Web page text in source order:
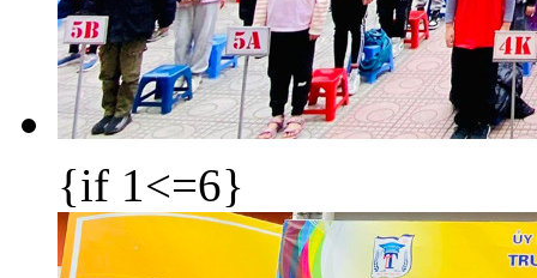
{if 1<=6}